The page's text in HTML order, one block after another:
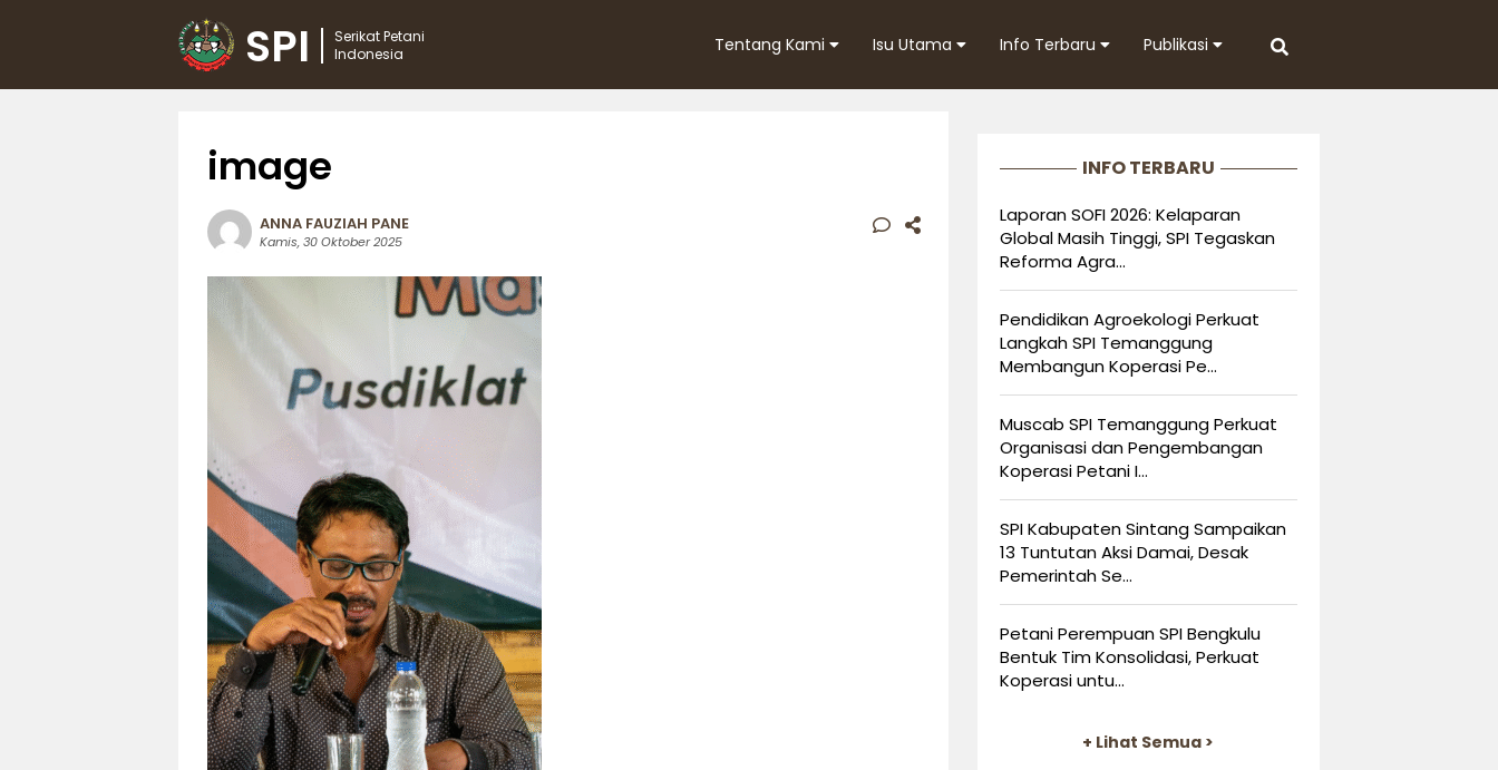
SPI
Serikat Petani
Indonesia
Tentang Kami Isu Utama Info Terbaru Publikasi
image
ANNA FAUZIAH PANE
Kamis, 30 Oktober 2025
INFO TERBARU
Laporan SOFI 2026: Kelaparan
Global Masih Tinggi, SPI Tegaskan
Reforma Agra...
Pendidikan Agroekologi Perkuat
Langkah SPI Temanggung
Membangun Koperasi Pe...
Muscab SPI Temanggung Perkuat
Organisasi dan Pengembangan
Koperasi Petani I...
SPI Kabupaten Sintang Sampaikan
13 Tuntutan Aksi Damai, Desak
Pemerintah Se...
Petani Perempuan SPI Bengkulu
Bentuk Tim Konsolidasi, Perkuat
Koperasi untu...
+ Lihat Semua >